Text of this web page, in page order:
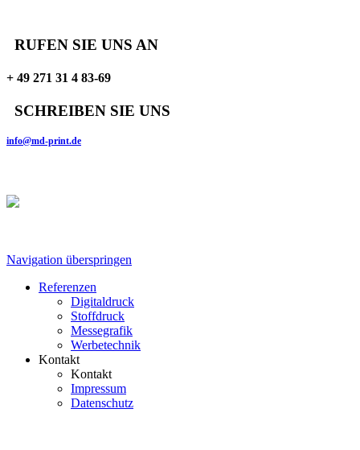
RUFEN SIE UNS AN
+ 49 271 31 4 83-69
SCHREIBEN SIE UNS
info@md-print.de
Navigation überspringen
Referenzen
Digitaldruck
Stoffdruck
Messegrafik
Werbetechnik
Kontakt
Kontakt
Impressum
Datenschutz